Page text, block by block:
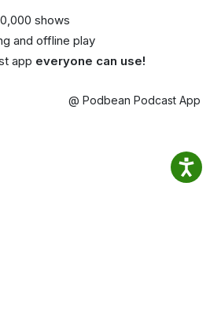
shows
and offline play
app everyone can use!
@ Podbean Podcast App